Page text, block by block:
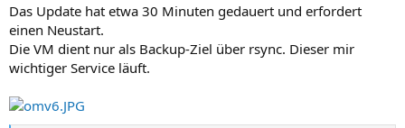
Das Update hat etwa 30 Minuten gedauert und erfordert
einen Neustart.
Die VM dient nur als Backup-Ziel über rsync. Dieser mir
wichtiger Service läuft.